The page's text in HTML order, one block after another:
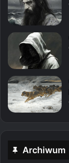
Archiwum